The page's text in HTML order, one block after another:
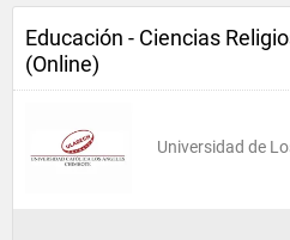
Educación - Ciencias
(Online)
Universidad de